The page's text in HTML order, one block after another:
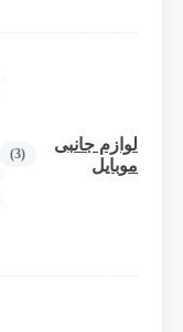
لوازم جانبی
موبایل
(3)